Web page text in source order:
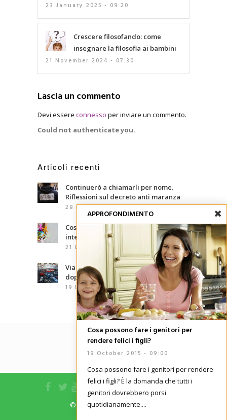
23 January 2025 - 09:20
Crescere filosofando: come
insegnare la filosofia ai bambini
21 November 2024 - 07:30
Lascia un commento
Devi essere connesso per inviare un commento.
Could not authenticate you.
Articoli recenti
Continuerò a chiamarli per nome.
Riflessioni sul decreto anti maranza
28 Luglio 2026 - 12:25
Cosa sono le competenze
interculturali?
21 Luglio 2026 - 07:00
Via d’Amelio, trentaquattro anni
dopo: le mafie che abbiamo davanti
19 Luglio 2026 - 06:02
APPROFONDIMENTO
Cosa possono fare i genitori per
rendere felici i figli?
19 October 2015 - 09:00
Cosa possono fare i genitori per rendere
felici i figli? È la domanda che tutti i
genitori dovrebbero porsi
quotidianamente....
© 2015 edizioni la meridiana